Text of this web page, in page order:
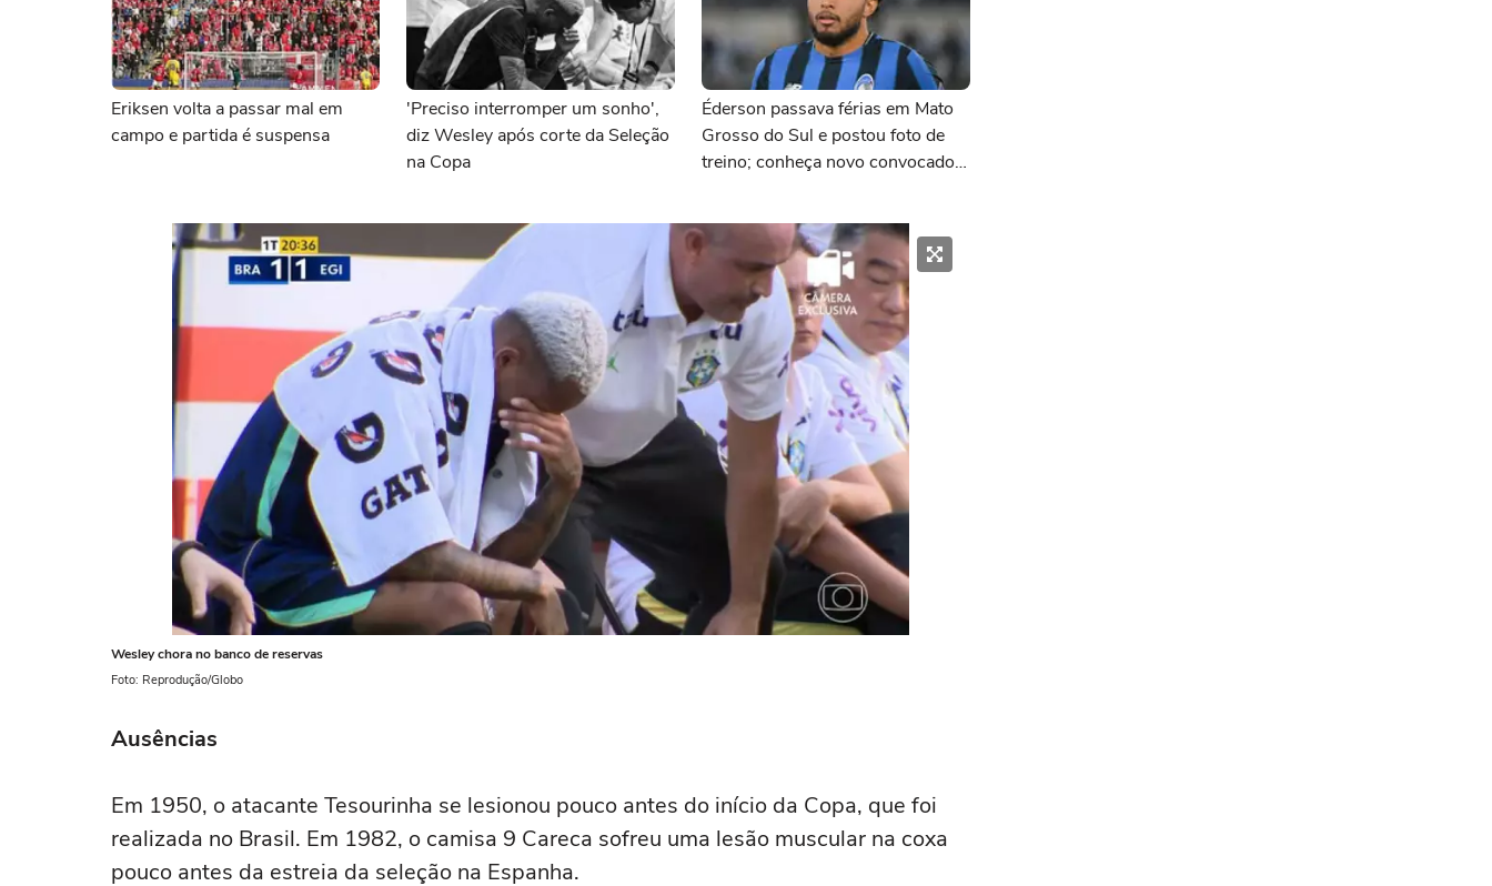
Eriksen volta a passar mal em
campo e partida é suspensa
'Preciso interromper um sonho',
diz Wesley após corte da Seleção
na Copa
Éderson passava férias em Mato
Grosso do Sul e postou foto de
treino; conheça novo convocado
Wesley chora no banco de reservas
Foto: Reprodução/Globo
Ausências
Em 1950, o atacante Tesourinha se lesionou pouco antes do início da Copa, que foi
realizada no Brasil. Em 1982, o camisa 9 Careca sofreu uma lesão muscular na coxa
pouco antes da estreia da seleção na Espanha.